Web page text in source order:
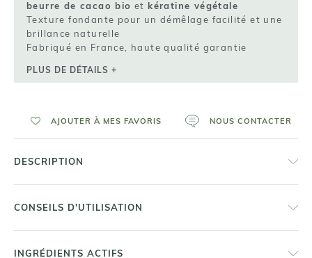
beurre de cacao bio et kératine végétale
Texture fondante pour un démêlage facilité et une
brillance naturelle
Fabriqué en France, haute qualité garantie
PLUS DE DÉTAILS +
AJOUTER À MES FAVORIS NOUS CONTACTER
DESCRIPTION
CONSEILS D'UTILISATION
INGRÉDIENTS ACTIFS